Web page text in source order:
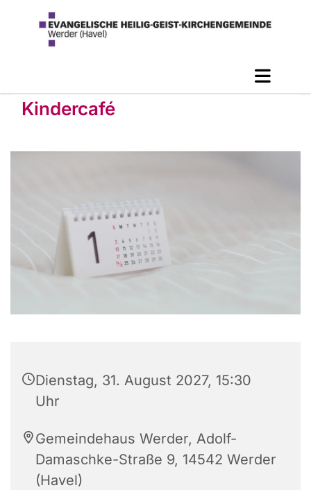
Kindercafé
Dienstag, 31. August 2027, 15:30
Uhr
Gemeindehaus Werder, Adolf-
Damaschke-Straße 9, 14542 Werder
(Havel)